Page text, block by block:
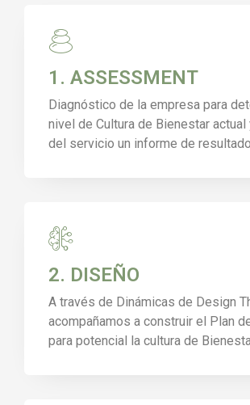
1. ASSESSMENT
Diagnóstico de la empresa para
nivel de Cultura de Bienestar actual
del servicio un informe de
2. DISEÑO
A través de Dinámicas de Design
acompañamos a construir el Plan
para potencial la cultura de